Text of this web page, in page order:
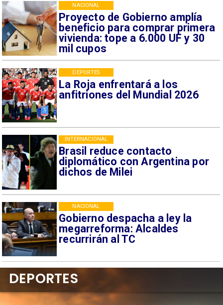
Proyecto de Gobierno amplía
beneficio para comprar primera
vivienda: tope a 6.000 UF y 30
mil cupos
NACIONAL
La Roja enfrentará a los
anfitriones del Mundial 2026
DEPORTES
Brasil reduce contacto
diplomático con Argentina por
dichos de Milei
INTERNACIONAL
Gobierno despacha a ley la
megarreforma: Alcaldes
recurrirán al TC
NACIONAL
DEPORTES